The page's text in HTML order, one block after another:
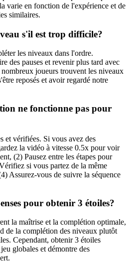
varie en fonction de l'expérience et de
similaires.
s'il est trop difficile?
les niveaux dans l'ordre.
des pauses et revenir plus tard avec
joueurs trouvent les niveaux
reposés et avoir regardé notre
ne fonctionne pas pour
et vérifiées. Si vous avez des
la vidéo à vitesse 0.5x pour voir
(2) Pausez entre les étapes pour
si vous partez de la même
Assurez-vous de suivre la séquence
pour obtenir 3 étoiles?
la maîtrise et la complétion optimale,
de la complétion des niveaux plutôt
Cependant, obtenir 3 étoiles
globales et démontre des